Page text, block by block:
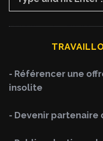
f
o
:
- Référencer une
insolite
- Devenir partenaire